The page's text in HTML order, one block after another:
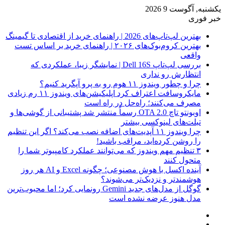
یکشنبه, آگوست 9 2026
خبر فوری
بهترین لپ‌تاپ‌های 2026 | راهنمای خرید از اقتصادی تا گیمینگ
بهترین کروم‌بوک‌های ۲۰۲۶ | راهنمای خرید بر اساس تست
واقعی
بررسی لپ‌تاپ Dell 16S | نمایشگر زیبا، عملکردی که
انتظارش رو نداری
چرا و چطور ویندوز ۱۱ هوم رو به پرو آپگرید کنیم؟
مایکروسافت اعتراف کرد اپلیکیشن‌های ویندوز ۱۱ رم زیادی
مصرف می‌کنند؛ راه‌حل در راه است
اوبونتو تاچ OTA 2.0 رسماً منتشر شد پشتیبانی از گوشی‌ها و
تبلت‌های لینوکسی بیشتر
چرا ویندوز ۱۱ آپدیت‌های اضافه نصب می‌کند؟ اگر این تنظیم
را روشن کرده‌اید، مراقب باشید!
۳ تنظیم مهم ویندوز که می‌توانند عملکرد کامپیوتر شما را
متحول کنند
آینده اکسل با هوش مصنوعی؛ چگونه Excel و AI هر روز
هوشمندتر و نزدیک‌تر می‌شوند؟
گوگل از مدل‌های جدید Gemini رونمایی کرد؛ اما محبوب‌ترین
مدل هنوز عرضه نشده است